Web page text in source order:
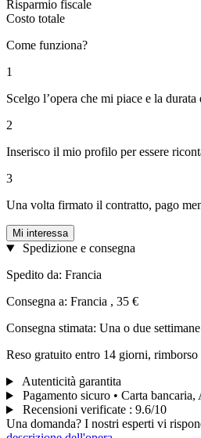
Risparmio fiscale
Costo totale
Come funziona?
1
Scelgo l’opera che mi piace e la durata
2
Inserisco il mio profilo per essere
3
Una volta firmato il contratto, pago
Mi interessa
Spedizione e consegna
Spedito da: Francia
Consegna a: Francia , 35 €
Consegna stimata: Una o due settimane
Reso gratuito entro 14 giorni, rimborso
Autenticità garantita
Pagamento sicuro • Carta bancaria,
Recensioni verificate : 9.6/10
Una domanda? I nostri esperti vi